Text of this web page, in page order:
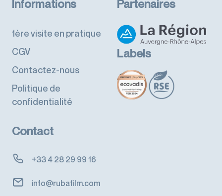
Informations
1ère visite en pratique
CGV
Contactez-nous
Politique de
confidentialité
Partenaires
Labels
Contact
+33 4 28 29 99 16
info@rubafilm.com